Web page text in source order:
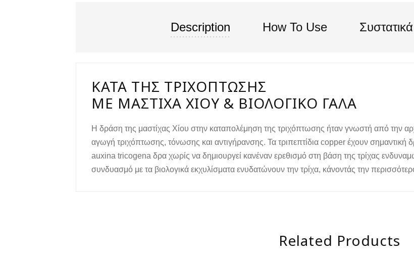
Description How To Use Συστατικά
ΚΑΤΆ ΤΗΣ ΤΡΙΧΌΠΤΩΣΗΣ
ΜΕ ΜΑΣΤΊΧΑ ΧΊΟΥ & ΒΙΟΛΟΓΙΚΌ ΓΆΛΑ
Η δράση της μαστίχας Χίου στην καταπολέμηση της τριχόπτωσης ήταν γνωστή από την
αγωγή τριχόπτωσης, τόνωσης και αντιγήρανσης. Τα τριπεπτίδια copper έχουν
auxina tricogena δρα χωρίς να δημιουργεί κανέναν ερεθισμό στη βάση της τρίχας
συνδυασμό με τα βιολογικά εκχυλίσματα ενυδατώνουν την τρίχα, κάνοντάς την
Related Products